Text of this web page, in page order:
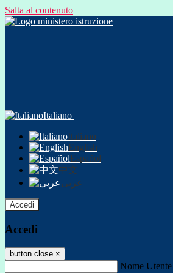
Salta al contenuto
Italiano
Italiano
English
Español
中文
عربى
Accedi
Accedi
button close ×
Nome Utente